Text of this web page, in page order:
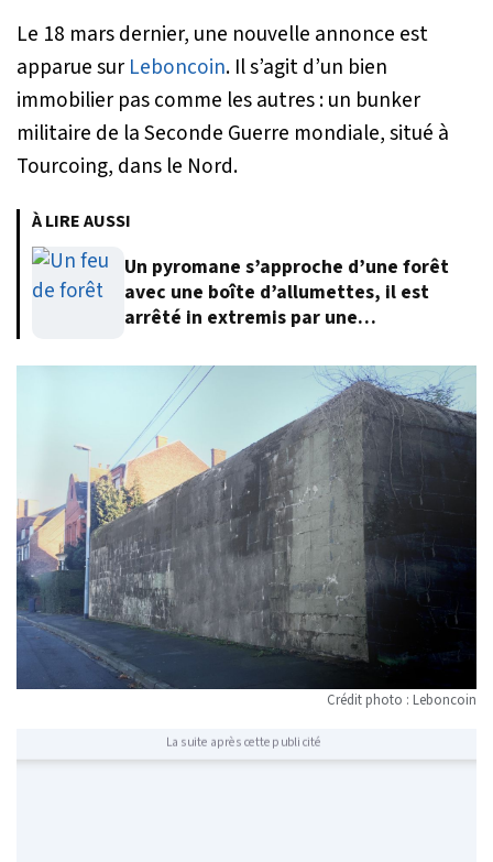
Le 18 mars dernier, une nouvelle annonce est
apparue sur Leboncoin. Il s’agit d’un bien
immobilier pas comme les autres : un bunker
militaire de la Seconde Guerre mondiale, situé à
Tourcoing, dans le Nord.
À LIRE AUSSI
Un pyromane s’approche d’une forêt
avec une boîte d’allumettes, il est
arrêté in extremis par une
Crédit photo : Leboncoin
La suite après cette publicité